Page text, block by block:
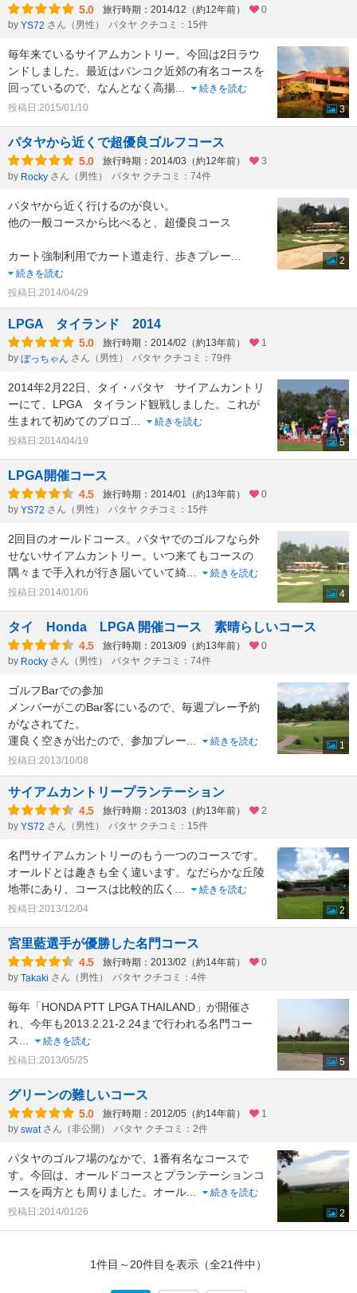
5.0 旅行時期：2014/12（約12年前）
0
by YS72 さん（男性） パタヤ クチコミ：15件
毎年来ているサイアムカントリー。今回は2日ラウ
ンドしました。最近はバンコク近郊の有名コースを
回っているので、なんとなく高揚
続きを読む
投稿日:2015/01/10
3
パタヤから近くで超優良ゴルフコース
5.0 旅行時期：2014/03（約12年前）
3
by Rocky さん（男性） パタヤ クチコミ：74件
パタヤから近く行けるのが良い。
他の一般コースから比べると、超優良コース
カート強制利用でカート道走行、歩きプレー
続きを読む
投稿日:2014/04/29
2
LPGA タイランド 2014
5.0 旅行時期：2014/02（約13年前）
1
by ぼっちゃん さん（男性） パタヤ クチコミ：79件
2014年2月22日、タイ・パタヤ サイアムカントリ
ーにて、LPGA タイランド観戦しました。これが
生まれて初めてのプロゴ
続きを読む
投稿日:2014/04/19
5
LPGA開催コース
4.5 旅行時期：2014/01（約13年前）
0
by YS72 さん（男性） パタヤ クチコミ：15件
2回目のオールドコース。パタヤでのゴルフなら外
せないサイアムカントリー。いつ来てもコースの
隅々まで手入れが行き届いていて綺
続きを読む
投稿日:2014/01/06
4
タイ Honda LPGA 開催コース 素晴らしいコース
4.5 旅行時期：2013/09（約13年前）
0
by Rocky さん（男性） パタヤ クチコミ：74件
ゴルフBarでの参加
メンバーがこのBar客にいるので、毎週プレー予約
がなされてた。
運良く空きが出たので、参加プレー
続きを読む
投稿日:2013/10/08
1
サイアムカントリープランテーション
4.5 旅行時期：2013/03（約13年前）
2
by YS72 さん（男性） パタヤ クチコミ：15件
名門サイアムカントリーのもう一つのコースです。
オールドとは趣きも全く違います。なだらかな丘陵
地帯にあり、コースは比較的広く
続きを読む
投稿日:2013/12/04
2
宮里藍選手が優勝した名門コース
4.5 旅行時期：2013/02（約14年前）
0
by Takaki さん（男性） パタヤ クチコミ：4件
毎年「HONDA PTT LPGA THAILAND」が開催さ
れ、今年も2013.2.21-2.24まで行われる名門コー
ス
続きを読む
投稿日:2013/05/25
5
グリーンの難しいコース
5.0 旅行時期：2012/05（約14年前）
1
by swat さん（非公開） パタヤ クチコミ：2件
パタヤのゴルフ場のなかで、1番有名なコースで
す。今回は、オールドコースとプランテーションコ
ースを両方とも周りました。オール
続きを読む
投稿日:2014/01/26
2
1件目～20件目を表示（全21件中）